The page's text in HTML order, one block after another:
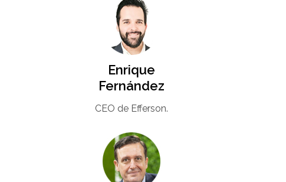
Enrique
Fernández
CEO de Efferson.